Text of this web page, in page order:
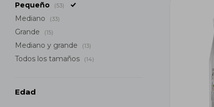
Pequeño (53)
Mediano (33)
Grande (15)
Mediano y grande (13)
Todos los tamaños (14)
Edad